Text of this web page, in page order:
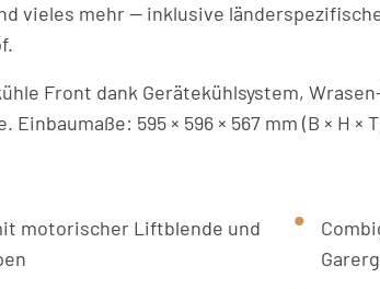
vieles mehr — inklusive
Front dank Gerätekühlsystem,
Einbaumaße: 595 × 596 × 567 mm (B × H ×
motorischer Liftblende und